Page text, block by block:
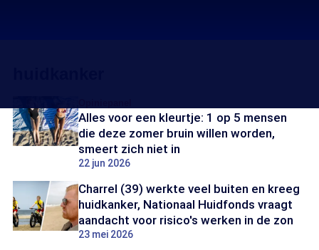
Alles voor een kleurtje: 1 op 5 mensen
die deze zomer bruin willen worden,
smeert zich niet in
22 jun 2026
Charrel (39) werkte veel buiten en kreeg
huidkanker, Nationaal Huidfonds vraagt
aandacht voor risico's werken in de zon
23 mei 2026